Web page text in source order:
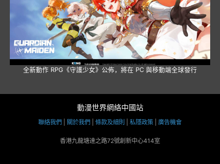
全新動作 RPG《守護少女》公佈，將在 PC 與移動端全球發行
動漫世界網絡中國站
聯絡我們 關於我們 條款及細則 私隱政策 廣告機會
香港九龍塘達之路72號創新中心414室